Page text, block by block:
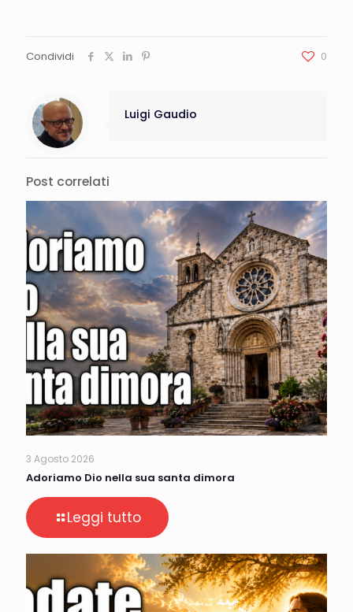
Condividi 0
Luigi Gaudio
Post correlati
3 Agosto 2026
Adoriamo Dio nella sua santa dimora
Leggi tutto